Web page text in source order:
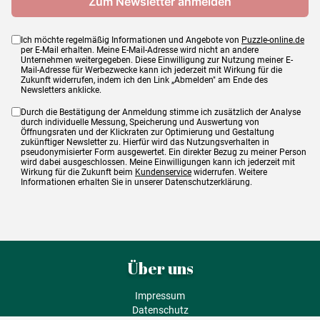
Ich möchte regelmäßig Informationen und Angebote von Puzzle-online.de
per E-Mail erhalten. Meine E-Mail-Adresse wird nicht an andere
Unternehmen weitergegeben. Diese Einwilligung zur Nutzung meiner E-
Mail-Adresse für Werbezwecke kann ich jederzeit mit Wirkung für die
Zukunft widerrufen, indem ich den Link „Abmelden" am Ende des
Newsletters anklicke.
Durch die Bestätigung der Anmeldung stimme ich zusätzlich der Analyse
durch individuelle Messung, Speicherung und Auswertung von
Öffnungsraten und der Klickraten zur Optimierung und Gestaltung
zukünftiger Newsletter zu. Hierfür wird das Nutzungsverhalten in
pseudonymisierter Form ausgewertet. Ein direkter Bezug zu meiner Person
wird dabei ausgeschlossen. Meine Einwilligungen kann ich jederzeit mit
Wirkung für die Zukunft beim Kundenservice widerrufen. Weitere
Informationen erhalten Sie in unserer Datenschutzerklärung.
Über uns
Impressum
Datenschutz